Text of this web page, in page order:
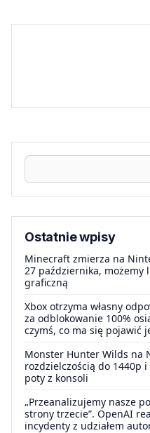
Ostatnie wpisy
Minecraft zmierza na
27 października, możemy
graficzną
Xbox otrzyma własny
za odblokowanie 100%
czymś, co ma się pojawić
Monster Hunter Wilds na
rozdzielczością do 1440p
poty z konsoli
„Przeanalizujemy nasze
strony trzecie”. OpenAI
incydenty z udziałem